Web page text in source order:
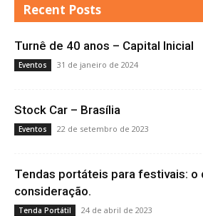
Recent Posts
Turnê de 40 anos – Capital Inicial
Eventos 31 de janeiro de 2024
Stock Car – Brasília
Eventos 22 de setembro de 2023
Tendas portáteis para festivais: o
consideração.
Tenda Portátil 24 de abril de 2023